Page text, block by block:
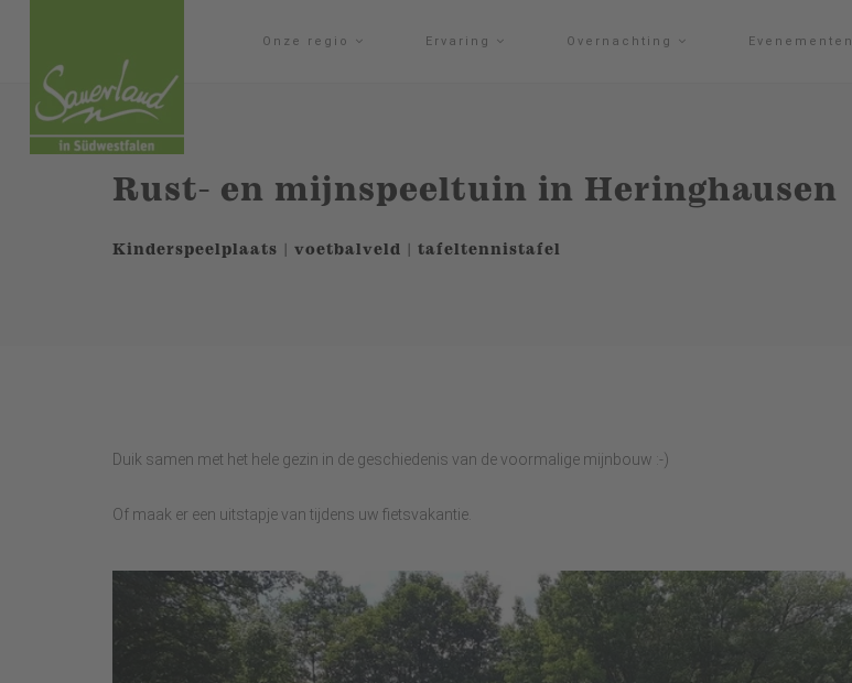
Onze regio Ervaring Overnachting Evenementen
Rust- en mijnspeeltuin in Heringhausen
Kinderspeelplaats | voetbalveld | tafeltennistafel
Duik samen met het hele gezin in de geschiedenis van de voormalige mijnbouw :-)
Of maak er een uitstapje van tijdens uw fietsvakantie.